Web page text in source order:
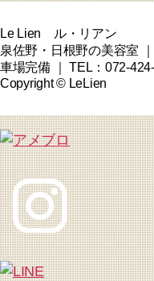
Le Lien ル・リアン
泉佐野・日根野の美容室
車場完備 ｜ TEL：072-
Copyright © LeLien